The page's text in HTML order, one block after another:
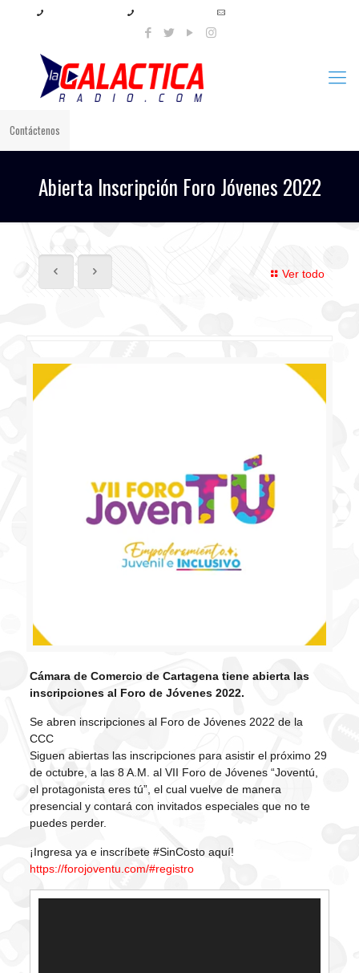
Contáctenos
Abierta Inscripción Foro Jóvenes 2022
Ver todo
Cámara de Comercio de Cartagena tiene abierta las
inscripciones al Foro de Jóvenes 2022.
Se abren inscripciones al Foro de Jóvenes 2022 de la
CCC
Siguen abiertas las inscripciones para asistir el próximo 29
de octubre, a las 8 A.M. al VII Foro de Jóvenes “Joventú,
el protagonista eres tú”, el cual vuelve de manera
presencial y contará con invitados especiales que no te
puedes perder.
¡Ingresa ya e inscríbete #SinCosto aquí!
https://forojoventu.com/#registro